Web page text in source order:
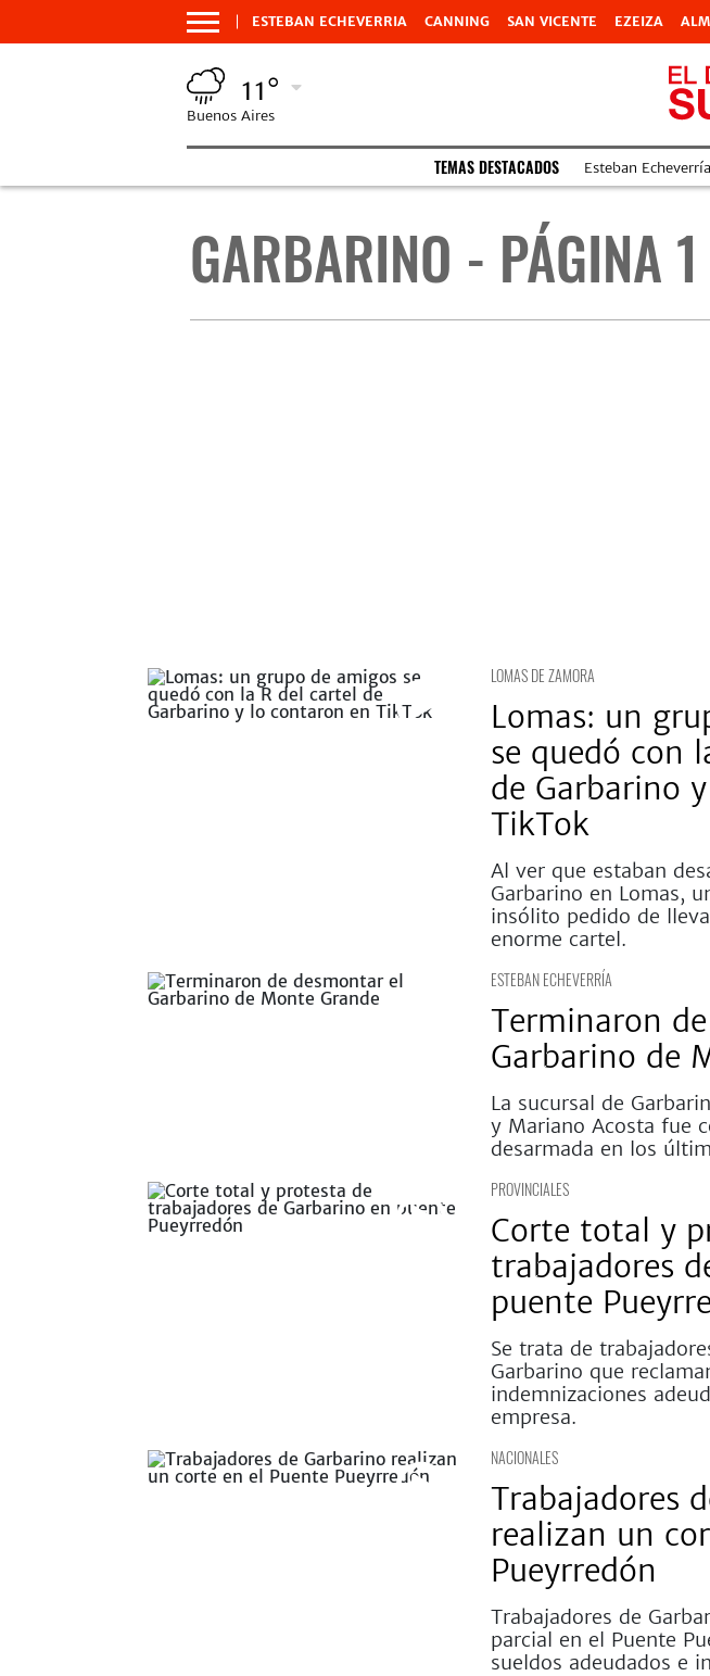
ESTEBAN ECHEVERRIA CANNING SAN VICENTE EZEIZA
11°
Buenos Aires
TEMAS DESTACADOS Esteban Echeverría
GARBARINO - PÁGINA 1
LOMAS DE ZAMORA
Lomas: un
se quedó con
de Garbarino
TikTok
Al ver que estaban
Garbarino en Lomas,
insólito pedido de
enorme cartel.
ESTEBAN ECHEVERRÍA
Terminaron
Garbarino de
La sucursal de
y Mariano Acosta fue
desarmada en los
PROVINCIALES
Corte total y
trabajadores
puente
Se trata de
Garbarino que
indemnizaciones
empresa.
NACIONALES
Trabajadores
realizan un
Pueyrredón
Trabajadores de
parcial en el Puente
sueldos adeudados e